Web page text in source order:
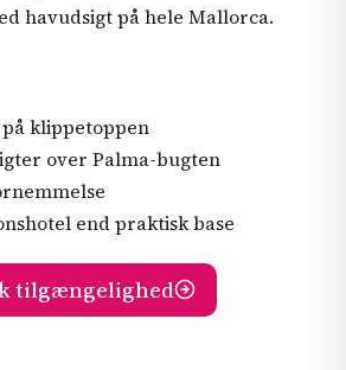
havudsigt på hele Mallorca.
klippetoppen
over Palma-bugten
end praktisk base
tilgængelighed